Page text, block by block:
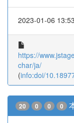
2023-01-06
https://
char/ja/
(info:doi/
20 0 0 0